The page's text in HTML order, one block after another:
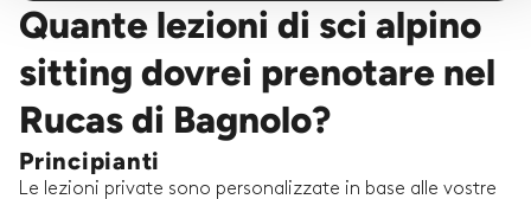
Quante lezioni di sci alpino
sitting dovrei prenotare nel
Rucas di Bagnolo?
Principianti
Le lezioni private sono personalizzate in base alle vostre